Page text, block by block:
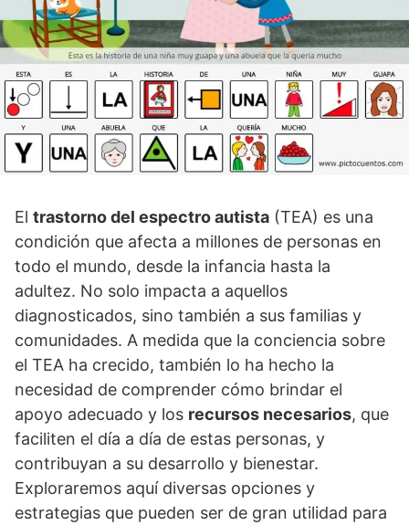
El trastorno del espectro autista (TEA) es una
condición que afecta a millones de personas en
todo el mundo, desde la infancia hasta la
adultez. No solo impacta a aquellos
diagnosticados, sino también a sus familias y
comunidades. A medida que la conciencia sobre
el TEA ha crecido, también lo ha hecho la
necesidad de comprender cómo brindar el
apoyo adecuado y los recursos necesarios, que
faciliten el dí­a a dí­a de estas personas, y
contribuyan a su desarrollo y bienestar.
Exploraremos aquí­ diversas opciones y
estrategias que pueden ser de gran utilidad para